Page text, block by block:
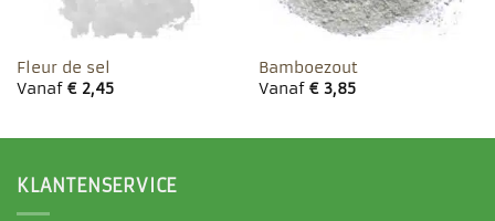
Fleur de sel
Vanaf €2,45
Bamboezout
Vanaf €3,85
KLANTENSERVICE